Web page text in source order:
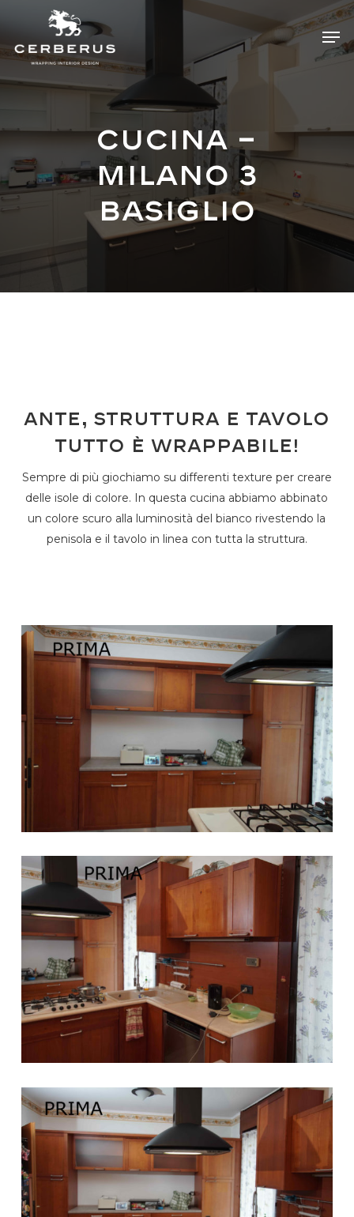
main
Cucina –
Milano 3
Basiglio
Ante, struttura e tavolo
tutto è wrappabile!
Sempre di più giochiamo su differenti texture per creare
delle isole di colore. In questa cucina abbiamo abbinato
un colore scuro alla luminosità del bianco rivestendo la
penisola e il tavolo in linea con tutta la struttura.
Menu